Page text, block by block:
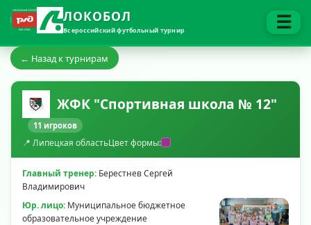
ЛОКОБОЛ
Всероссийский футбольный турнир ☰
← Назад к турнирам
ЖФК "Спортивная школа № 12"
11 игроков
📍 Липецкая областьЦвет формы:
Главный тренер: Берестнев Сергей
Владимирович
Юр. лицо: Муниципальное бюджетное
образовательное учреждение